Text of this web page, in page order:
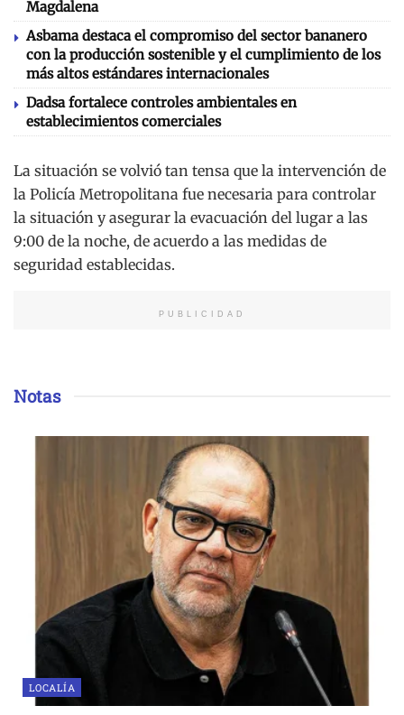
Magdalena
Asbama destaca el compromiso del sector bananero
con la producción sostenible y el cumplimiento de los
más altos estándares internacionales
Dadsa fortalece controles ambientales en
establecimientos comerciales
La situación se volvió tan tensa que la intervención de
la Policía Metropolitana fue necesaria para controlar
la situación y asegurar la evacuación del lugar a las
9:00 de la noche, de acuerdo a las medidas de
seguridad establecidas.
PUBLICIDAD
Notas
LOCALÍA